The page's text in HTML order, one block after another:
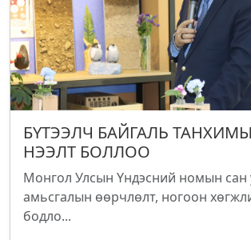
БҮТЭЭЛЧ БАЙГАЛЬ
НЭЭЛТ БОЛЛОО
Монгол Улсын Үндэсний номын сан
амьсгалын өөрчлөлт, ногоон
бодло...